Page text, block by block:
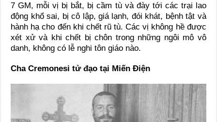
7 GM, mỗi vị bị bắt, bị cầm tù và đày tới các trại lao
động khổ sai, bị cô lập, giá lạnh, đói khát, bệnh tật và
hành hạ cho đến khi chết rũ tù. Các vị không hề được
xét xử và khi chết bị chôn trong những ngôi mô vô
danh, không có lễ nghi tôn giáo nào.
Cha Cremonesi tử đạo tại Miến Điện